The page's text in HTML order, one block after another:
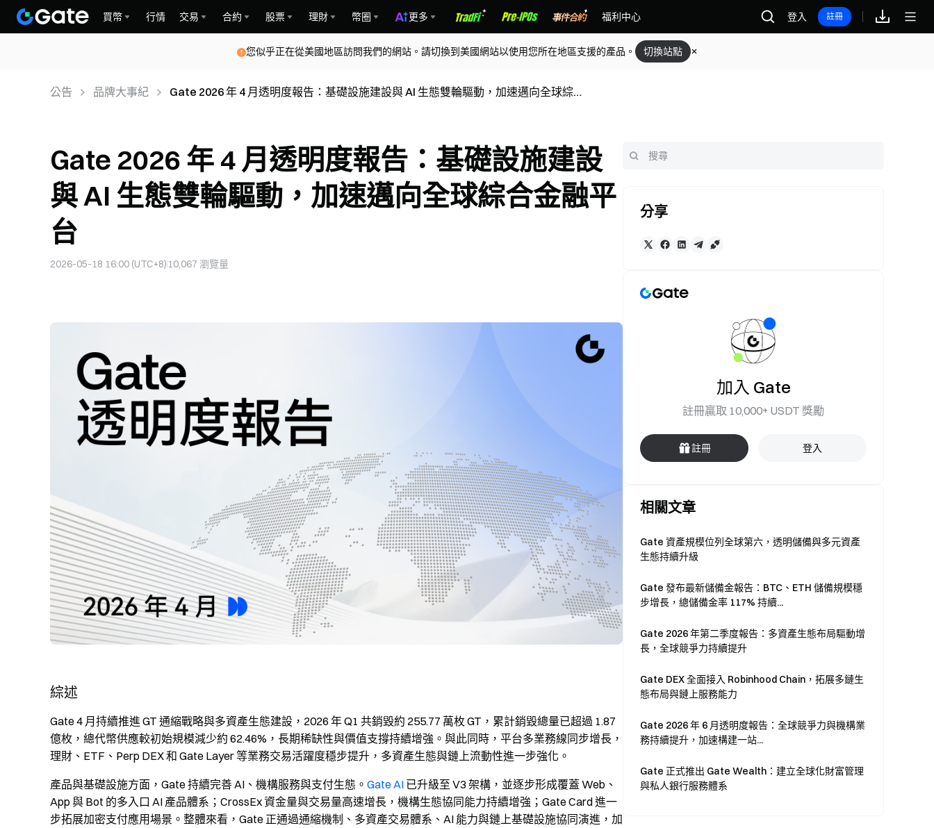
買幣 行情 交易 合約 股票 理財 幣圈 更多 福利中心 登入 註冊
您似乎正在從美國地區訪問我們的網站。請切換到美國網站以使用您所在地區支援的產品。 切換站點
公告 品牌大事紀
Gate 2026 年 4 月透明度報告：基礎設施建設與 AI 生態雙輪驅動，加速邁向全球綜合
Gate 2026 年 4 月透明度報告：基礎設施建設
與 AI 生態雙輪驅動，加速邁向全球綜合金融平
台
2026-05-18 16:00 (UTC+8) 10,067 瀏覽量
綜述
Gate 4 月持續推進 GT 通縮戰略與多資產生態建設，2026 年 Q1 共銷毀約 255.77 萬枚 GT，累計銷毀總量已超過 1.87
億枚，總代幣供應較初始規模減少約 62.46%，長期稀缺性與價值支撐持續增強。與此同時，平台多業務線同步增長，
理財、ETF、Perp DEX 和 Gate Layer 等業務交易活躍度穩步提升，多資產生態與鏈上流動性進一步強化。
產品與基礎設施方面，Gate 持續完善 AI、機構服務與支付生態。 Gate AI 已升級至 V3 架構，並逐步形成覆蓋 Web、
App 與 Bot 的多入口 AI 產品體系；CrossEx 資金量與交易量高速增長，機構生態協同能力持續增強；Gate Card 進一
步拓展加密支付應用場景。整體來看，Gate 正通過通縮機制、多資產交易體系、AI 能力與鏈上基礎設施協同演進，加
分享
加入 Gate
註冊贏取 10,000+ USDT 獎勵
註冊 登入
相關文章
Gate 資產規模位列全球第六，透明儲備與多元資產
生態持續升級
Gate 發布最新儲備金報告：BTC、ETH 儲備規模穩
步增長，總儲備金率 117% 持續...
Gate 2026 年第二季度報告：多資產生態布局驅動增
長，全球競爭力持續提升
Gate DEX 全面接入 Robinhood Chain，拓展多鏈生
態布局與鏈上服務能力
Gate 2026 年 6 月透明度報告：全球競爭力與機構業
務持續提升，加速構建一站...
Gate 正式推出 Gate Wealth：建立全球化財富管理
與私人銀行服務體系